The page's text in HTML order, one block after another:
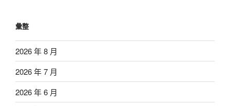
彙整
2026 年 8 月
2026 年 7 月
2026 年 6 月